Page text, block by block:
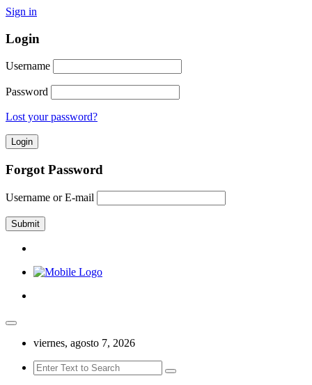
Sign in
Login
Username
Password
Lost your password?
Forgot Password
Username or E-mail
viernes, agosto 7, 2026